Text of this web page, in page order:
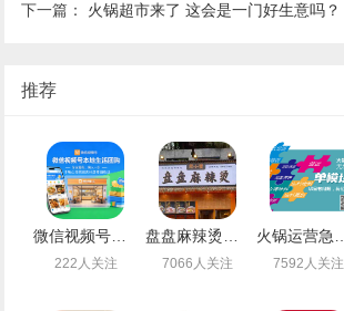
下一篇： 火锅超市来了 这会是一门好生意吗？
推荐
222人关注 7066人关注 7592人关注